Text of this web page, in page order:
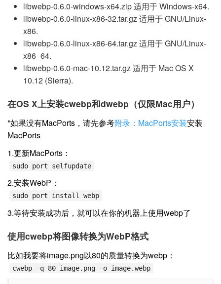
libwebp-0.6.0-windows-x64.zip 适用于 Windows-x64.
libwebp-0.6.0-linux-x86-32.tar.gz 适用于 GNU/Linux-
x86.
libwebp-0.6.0-linux-x86-64.tar.gz 适用于 GNU/Linux-
x86_64.
libwebp-0.6.0-mac-10.12.tar.gz 适用于 Mac OS X
10.12 (Sierra).
在OS X上安装cwebp和dwebp（仅限Mac用户）
*如果没有MacPorts，请先参考附录：MacPorts安装安装
MacPorts
1.更新MacPorts：
sudo port selfupdate
2.安装WebP：
sudo port install webp
3.等待安装成功后，就可以在你的机器上使用webp了
使用cwebp将图像转换为WebP格式
比如我要将image.png以80的质量转换为webp：
cwebp -q 80 image.png -o image.webp